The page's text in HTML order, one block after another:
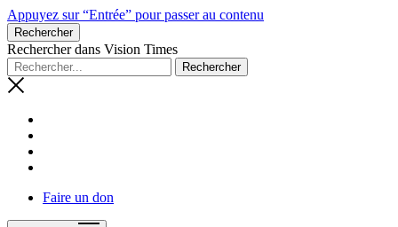
Appuyez sur “Entrée” pour passer au contenu
Rechercher
Rechercher dans Vision Times
Faire un don